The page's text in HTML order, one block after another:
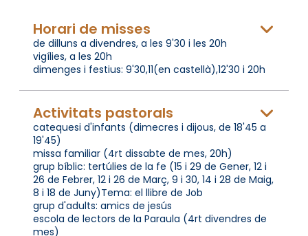
Horari de misses
de dilluns a divendres, a les 9'30 i les 20h
vigílies, a les 20h
dimenges i festius: 9'30,11(en castellà),12'30 i 20h
Activitats pastorals
catequesi d'infants (dimecres i dijous, de 18'45 a
19'45)
missa familiar (4rt dissabte de mes, 20h)
grup bíblic: tertúlies de la fe (15 i 29 de Gener, 12 i
26 de Febrer, 12 i 26 de Març, 9 i 30, 14 i 28 de Maig,
8 i 18 de Juny)Tema: el llibre de Job
grup d'adults: amics de jesús
escola de lectors de la Paraula (4rt divendres de
mes)